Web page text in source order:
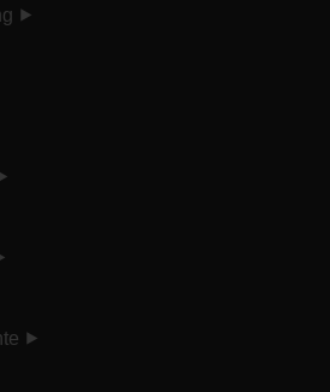
⯈
⯈